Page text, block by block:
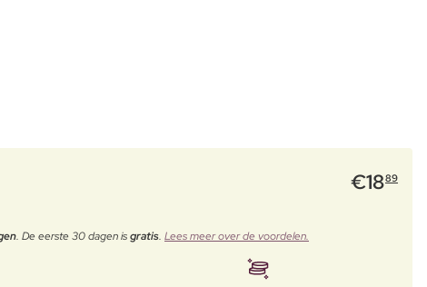
€1889
. De eerste 30 dagen isgratis. Lees meer over de voordelen.